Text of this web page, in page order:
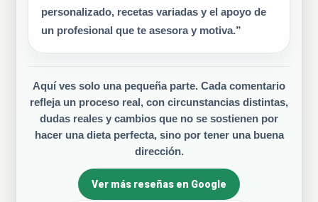
personalizado, recetas variadas y el apoyo de
un profesional que te asesora y motiva.”
Aquí ves solo una pequeña parte. Cada comentario
refleja un proceso real, con circunstancias distintas,
dudas reales y cambios que no se sostienen por
hacer una dieta perfecta, sino por tener una buena
dirección.
Ver más reseñas en Google